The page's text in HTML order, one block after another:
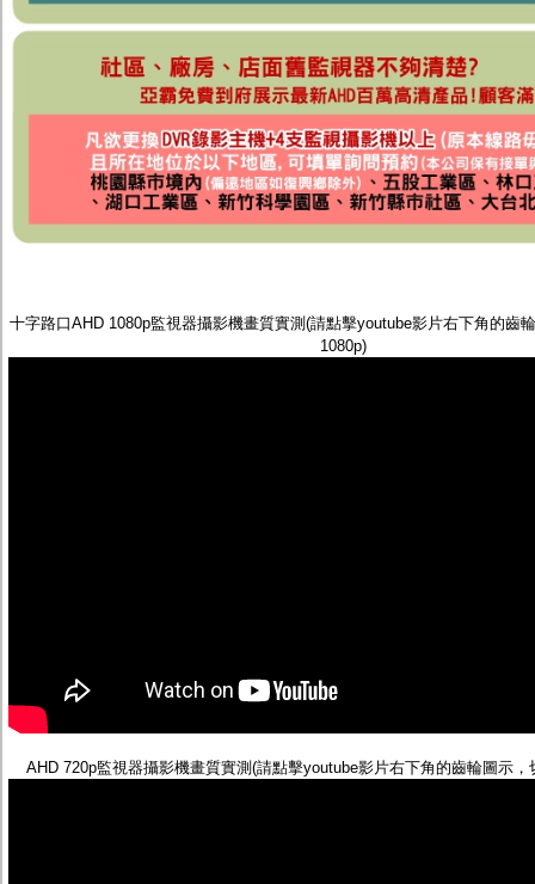
十字路口AHD 1080p監視器攝影機畫質實測(請點擊youtube影片右下角的齒
1080p)
AHD 720p監視器攝影機畫質實測(請點擊youtube影片右下角的齒輪圖示，